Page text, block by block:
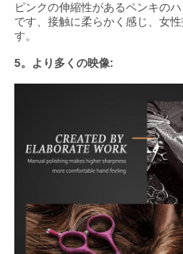
ピンクの伸縮性があるペンキの
です、接触に柔らかく感じ、女
す。
5。より多くの映像: